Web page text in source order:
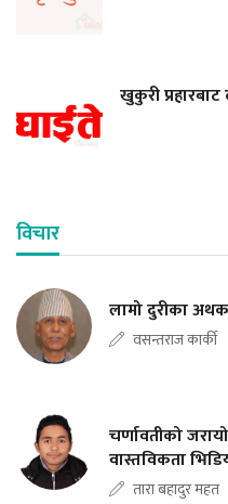
खुकुरी
विचार
लामो दुरीका
वसन्तराज कार्की
चर्णावतीको
वास्तविकता
तारा बहादुर महत